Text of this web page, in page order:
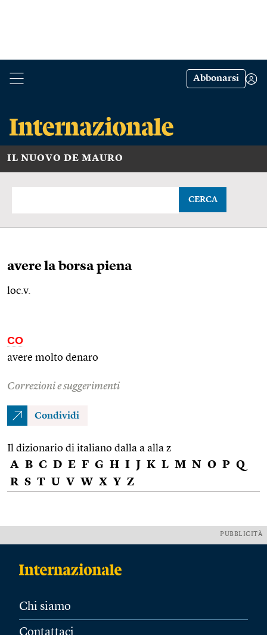
Abbonarsi
IL NUOVO DE MAURO
CERCA
avere la borsa piena
loc.v.
CO
avere molto denaro
Correzioni e suggerimenti
Condividi
Il dizionario di italiano dalla a alla z
A B C D E F G H I J K L M N O P Q
R S T U V W X Y Z
PUBBLICITÀ
Chi siamo
Contattaci